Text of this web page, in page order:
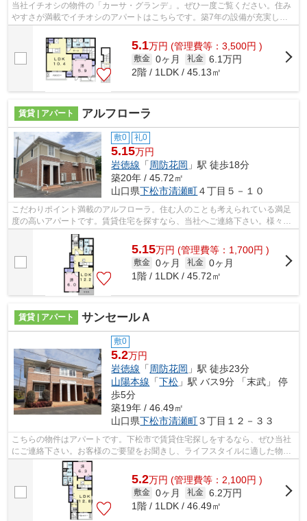
当社イチオシの物件の「カーサ・グランデ」。ぜひ一度ご覧ください。住み
やすさが満載でイチオシのアパートはこちらです。築7年の設備が充実した
5.1万円 (管理費等：3,500円 )
敷金 0ヶ月 礼金 6.1万円
2階 / 1LDK / 45.13㎡
賃貸 | アパート アルフローラ
敷0 礼0
5.15万円
岩徳線 「周防花岡 」駅 徒歩18分
築20年 / 45.72㎡
山口県下松市清瀬町４丁目５－１０
こだわりポイント満載のアルフローラ。住む人のことも考えられている満足
度の高いアパートです。賃貸住宅を探すなら、当社へご連絡下さい。様々な
こだわり条件に適した物件を取り揃え...
5.15万円 (管理費等：1,700円 )
敷金 0ヶ月 礼金 0ヶ月
1階 / 1LDK / 45.72㎡
賃貸 | アパート サンセールＡ
敷0
5.2万円
岩徳線 「 周防花岡 」駅 徒歩23分
山陽本線 「下松 」駅 バス9分 「末武」 停
歩5分
築19年 / 46.49㎡
山口県下松市清瀬町３丁目１２－３３
こちらの物件はアパートです。下松市で賃貸住宅探しをするなら、ぜひ当社
にご連絡下さい。お客様のご要望をお聞きし、ライフスタイルに適した物件
をご紹介いたします。
5.2万円 (管理費等：2,100円 )
敷金 0ヶ月 礼金 6.2万円
1階 / 1LDK / 46.49㎡